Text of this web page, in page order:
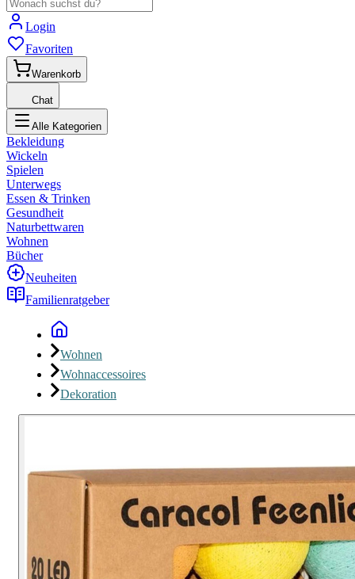
Login
Favoriten
Warenkorb
Chat
Alle Kategorien
Bekleidung
Wickeln
Spielen
Unterwegs
Essen & Trinken
Gesundheit
Naturbettwaren
Wohnen
Bücher
Neuheiten
Familienratgeber
Wohnen
Wohnaccessoires
Dekoration